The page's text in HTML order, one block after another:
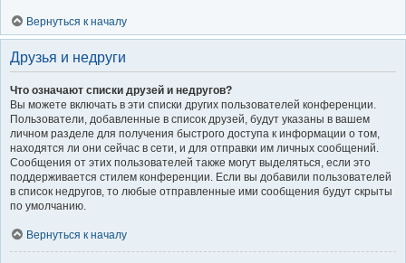
Вернуться к началу
Друзья и недруги
Что означают списки друзей и недругов?
Вы можете включать в эти списки других пользователей конференции.
Пользователи, добавленные в список друзей, будут указаны в вашем
личном разделе для получения быстрого доступа к информации о том,
находятся ли они сейчас в сети, и для отправки им личных сообщений.
Сообщения от этих пользователей также могут выделяться, если это
поддерживается стилем конференции. Если вы добавили пользователей
в список недругов, то любые отправленные ими сообщения будут скрыты
по умолчанию.
Вернуться к началу